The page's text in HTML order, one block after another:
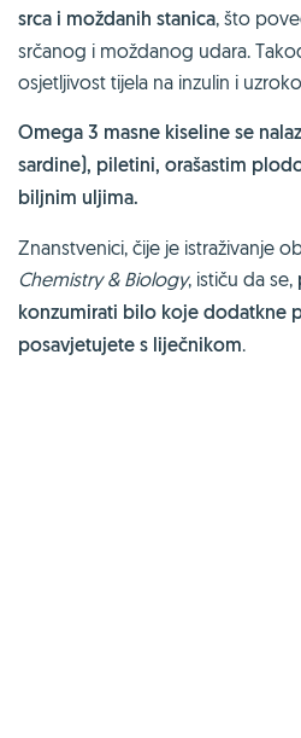
srca i moždanih stanica, što
srčanog i moždanog udara.
osjetljivost tijela na inzulin i
Omega 3 masne kiseline se
sardine), piletini, orašastim
biljnim uljima.
Znanstvenici, čije je istraživanje
Chemistry & Biology, ističu da se,
konzumirati bilo koje dodatkne
posavjetujete s liječnikom.